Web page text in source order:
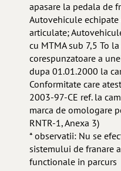
apasare la pedala de
Autovehicule echipate
articulate;
cu MTMA sub 7,5 To
corespunzatoare a
dupa 01.01.2000 la
Conformitate care
2003-97-CE ref. la
marca de omologare
RNTR-1, Anexa 3)
* observatii: Nu se
sistemului de franare
functionale in parcurs